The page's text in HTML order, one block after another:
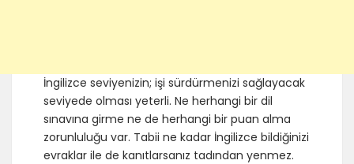
İngilizce seviyenizin; işi sürdürmenizi sağlayacak
seviyede olması yeterli. Ne herhangi bir dil
sınavına girme ne de herhangi bir puan alma
zorunluluğu var. Tabii ne kadar İngilizce bildiğinizi
evraklar ile de kanıtlarsanız tadından yenmez.